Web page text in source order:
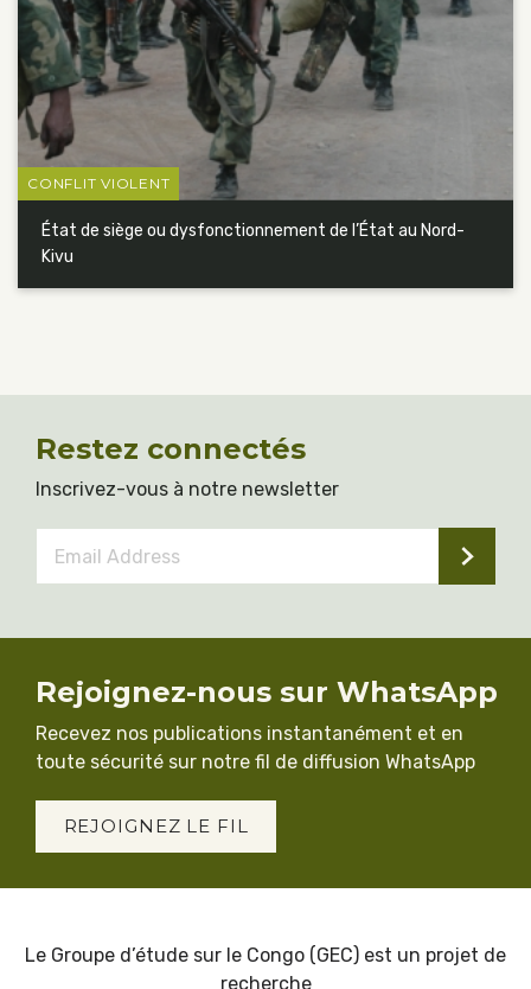
État de siège ou dysfonctionnement de l’État au Nord-
Kivu
CONFLIT VIOLENT
Restez connectés
Inscrivez-vous à notre newsletter
Address *
Rejoignez-nous sur WhatsApp
Recevez nos publications instantanément et en
toute sécurité sur notre fil de diffusion WhatsApp
REJOIGNEZ LE FIL
Le Groupe d’étude sur le Congo (GEC) est un projet de
recherche